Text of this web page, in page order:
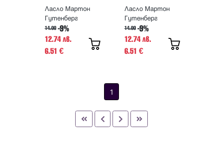
Ласло Мартон
Гутенберг
14.00 -9%
12.74 лв.
6.51 €
Ласло Мартон
Гутенберг
14.00 -9%
12.74 лв.
6.51 €
1